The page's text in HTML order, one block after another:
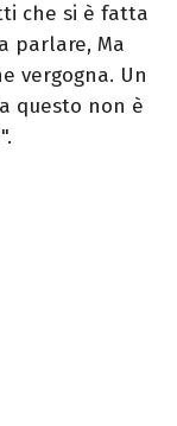
che si è fatta
parlare, Ma
vergogna. Un
questo non è